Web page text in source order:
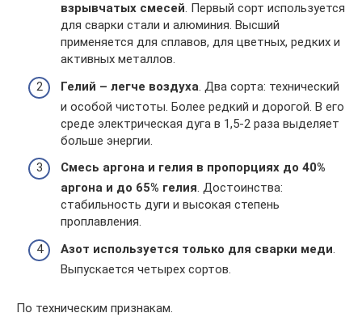
взрывчатых смесей. Первый сорт используется
для сварки стали и алюминия. Высший
применяется для сплавов, для цветных, редких и
активных металлов.
Гелий – легче воздуха . Два сорта: технический
и особой чистоты. Более редкий и дорогой. В его
среде электрическая дуга в 1,5-2 раза выделяет
больше энергии.
Смесь аргона и гелия в пропорциях до 40%
аргона и до 65% гелия. Достоинства:
стабильность дуги и высокая степень
проплавления.
Азот используется только для сварки меди
Выпускается четырех сортов.
По техническим признакам.